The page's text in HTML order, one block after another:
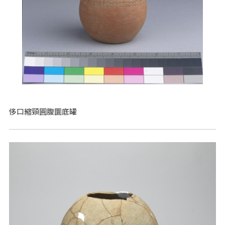
侈口縮頸圓腹圜底罐